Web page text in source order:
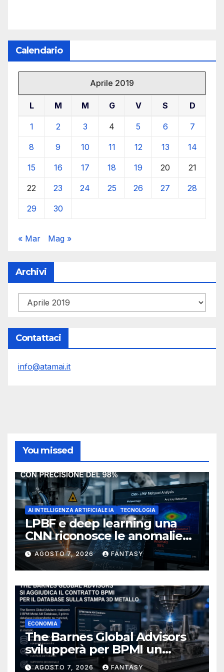
Calendario
Aprile 2019
L M M G V S D
1 2 3 4 5 6 7
8 9 10 11 12 13 14
15 16 17 18 19 20 21
22 23 24 25 26 27 28
29 30
« Mar Mag »
Archivi
Archivi
Contattaci
info@atamai.it
You missed
AI INTELLIGENZA ARTIFICIALE IA TECNOLOGIA
LPBF e deep learning una
CNN riconosce le anomalie
del bagno di fusione
AGOSTO 7, 2026 FANTASY
ECONOMIA
The Barnes Global Advisors
svilupperà per BPMI un
database per la stampa 3D
AGOSTO 7, 2026 FANTASY